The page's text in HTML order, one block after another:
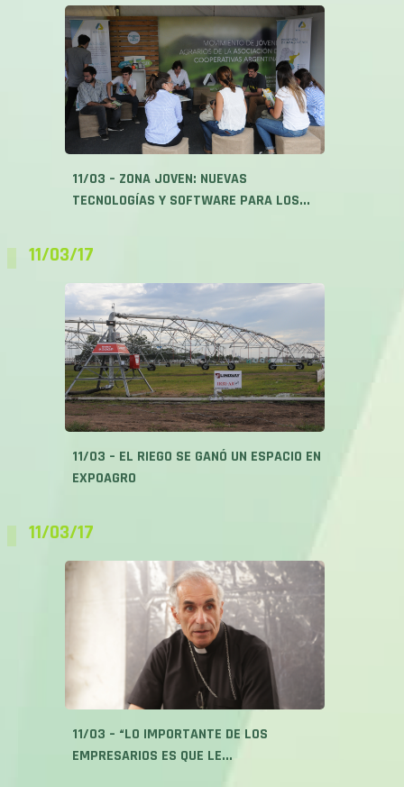
11/03 – ZONA JOVEN: NUEVAS
TECNOLOGÍAS Y SOFTWARE PARA LOS...
11/03/17
11/03 – EL RIEGO SE GANÓ UN ESPACIO EN
EXPOAGRO
11/03/17
11/03 – “LO IMPORTANTE DE LOS
EMPRESARIOS ES QUE LE...